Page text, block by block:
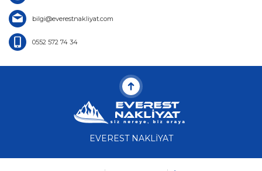
bilgi@everestnakliyat.com
0552 572 74 34
EVEREST NAKLİYAT